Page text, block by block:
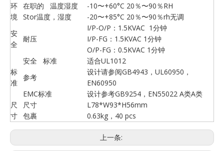
环
境
在职的 温度湿度
-10〜+60°C 20％〜90％RH
Stor温度，湿度
-20〜+85°C 20％〜90％rh无调
安
全
耐压
I/P-O/P：1.5KVAC 1分钟
I/P-FG：1.5KVAC 1分钟
O/P-FG：0.5KVAC 1分钟
标
准
安全 标准
适合UL1012
参考
设计请参阅GB4943，UL60950，
EN60950
EMC标准
设计参考GB9254，EN55022 A类A类
尺
寸
尺寸
L78*W93*H56mm
包裹
0.63kg，40 pcs
上一条: